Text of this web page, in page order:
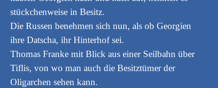
stückchenweise in Besitz.
Die Russen benehmen sich nun, als ob Georgien
ihre Datscha, ihr Hinterhof sei.
Thomas Franke mit Blick aus einer Seilbahn über
Tiflis, von wo man auch die Besitztümer der
Oligarchen sehen kann.